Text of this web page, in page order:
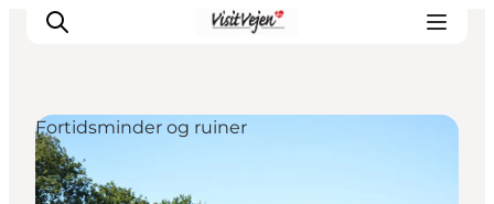
Spise
Fortidsminder og ruiner